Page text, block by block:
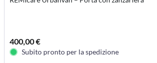
400,00 €
Subito pronto per la spedizione